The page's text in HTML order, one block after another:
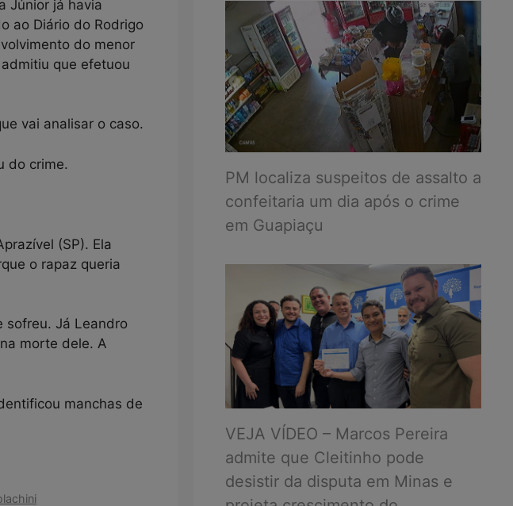
Júnior já havia
ao Diário do Rodrigo
do menor
que efetuou
vai analisar o caso.
do crime.
(SP). Ela
o rapaz queria
sofreu. Já Leandro
morte dele. A
manchas de
PM localiza suspeitos de assalto a
confeitaria um dia após o crime
em Guapiaçu
VEJA VÍDEO – Marcos Pereira
admite que Cleitinho pode
desistir da disputa em Minas e